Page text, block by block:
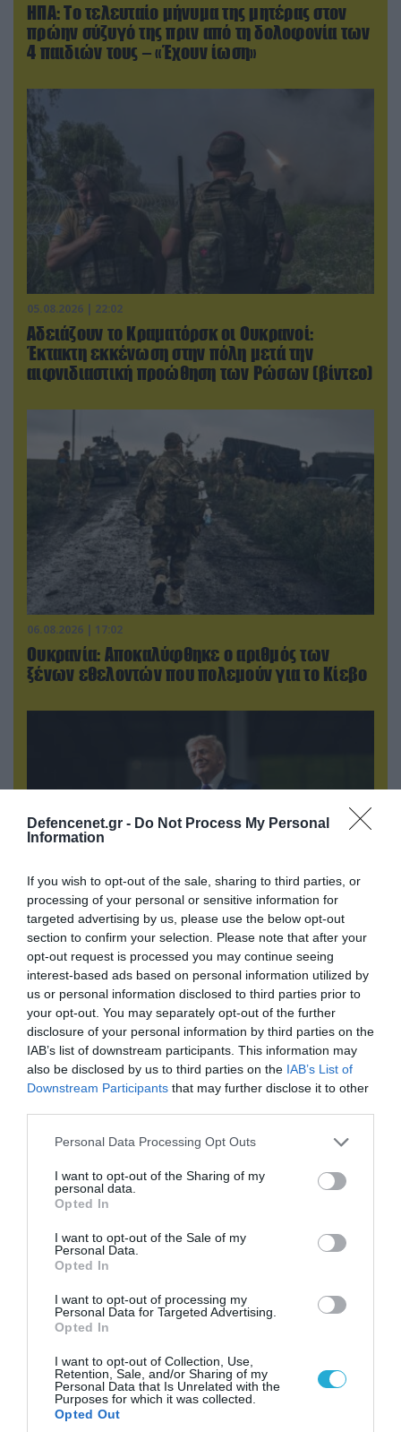
Defencenet.gr - Do Not Process My Personal
Information
If you wish to opt-out of the sale, sharing to third parties, or
processing of your personal or sensitive information for
targeted advertising by us, please use the below opt-out
section to confirm your selection. Please note that after your
opt-out request is processed you may continue seeing
interest-based ads based on personal information utilized by
us or personal information disclosed to third parties prior to
your opt-out. You may separately opt-out of the further
disclosure of your personal information by third parties on the
IAB’s list of downstream participants. This information may
also be disclosed by us to third parties on the IAB’s List of
Downstream Participants that may further disclose it to other
Please note that this website/app uses one or more Google
not limited to your visit or usage behaviour. You may click to
grant or deny consent to Google and its third-party tags to
use your data for below specified purposes in below Google
consent section.
Personal Data Processing Opt Outs
I want to opt-out of the Sharing of my
personal data.
Opted In
I want to opt-out of the Sale of my
Personal Data.
Opted In
I want to opt-out of processing my
Personal Data for Targeted Advertising.
Opted In
I want to opt-out of Collection, Use,
Retention, Sale, and/or Sharing of my
Personal Data that Is Unrelated with the
Purposes for which it was collected.
Opted Out
ΗΠΑ: Το τελευταίο μήνυμα της μητέρας στον
πρώην σύζυγό της πριν από τη δολοφονία των
4 παιδιών τους – «Έχουν ίωση»
05.08.2026 | 22:02
Αδειάζουν το Κραματόρσκ οι Ουκρανοί:
Έκτακτη εκκένωση στην πόλη μετά την
αιφνιδιαστική προώθηση των Ρώσων (βίντεο)
06.08.2026 | 17:02
Ουκρανία: Αποκαλύφθηκε ο αριθμός των
ξένων εθελοντών που πολεμούν για το Κίεβο
06.08.2026 | 21:02
Τελεσίγραφο του Ιράν στις χώρες του Κόλπου:
«Σταματήστε τον Τραμπ αλλιώς θα σας
χτυπήσουμε σκληρά»
06.08.2026 | 14:02
«Επιχείρηση ελεύθερα πεζοδρόμια» στην
Αθήνα: Απομακρύνθηκαν παράνομα
αντικείμενα από κοινόχρηστους χώρους
ΠΟΛΙΤΙΚΗ